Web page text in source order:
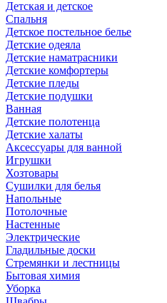
Детская и детское
Спальня
Детское постельное белье
Детские одеяла
Детские наматрасники
Детские комфортеры
Детские пледы
Детские подушки
Ванная
Детские полотенца
Детские халаты
Аксессуары для ванной
Игрушки
Хозтовары
Сушилки для белья
Напольные
Потолочные
Настенные
Электрические
Гладильные доски
Стремянки и лестницы
Бытовая химия
Уборка